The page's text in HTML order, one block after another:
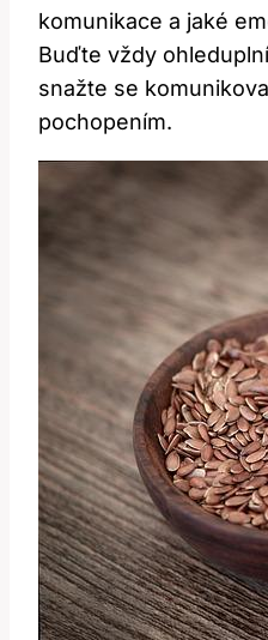
komunikace a jaké
Buďte vždy
snažte se
pochopením.